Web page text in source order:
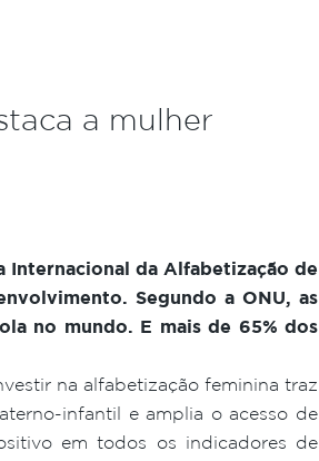
a mulher
Internacional da Alfabetização de
Segundo a ONU, as
no mundo. E mais de 65% dos
na alfabetização feminina traz
infantil e amplia o acesso de
em todos os indicadores de